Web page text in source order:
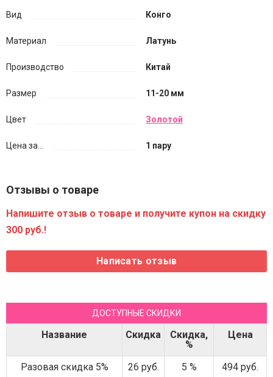
Вид Конго
Материал Латунь
Производство Китай
Размер 11-20 мм
Цвет Золотой
Цена за... 1 пару
Отзывы о товаре
Напишите отзыв о товаре и получите купон на скидку
300 руб.!
ДОСТУПНЫЕ СКИДКИ
Название Скидка
Скидка,
%
Цена
Разовая скидка 5% 26 руб. 5 %
494 руб.